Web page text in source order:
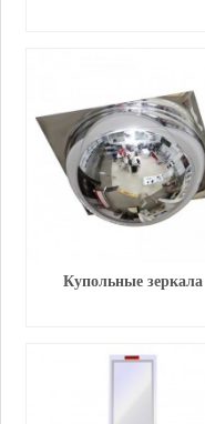
Купольные зеркала